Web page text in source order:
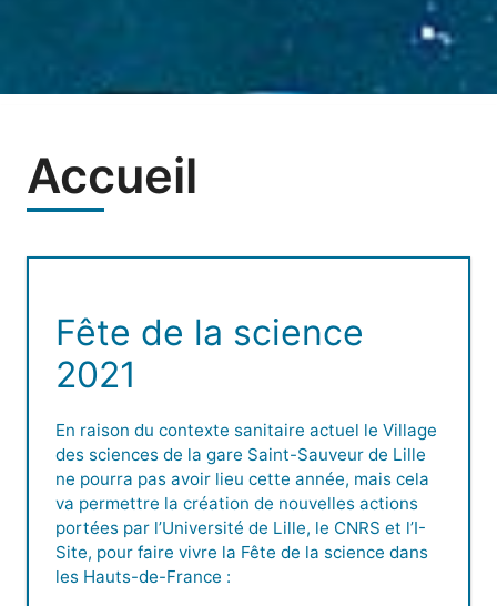
Accueil
Fête de la science
2021
En raison du contexte sanitaire actuel le Village
des sciences de la gare Saint-Sauveur de Lille
ne pourra pas avoir lieu cette année, mais cela
va permettre la création de nouvelles actions
portées par l’Université de Lille, le CNRS et l’I-
Site, pour faire vivre la Fête de la science dans
les Hauts-de-France :